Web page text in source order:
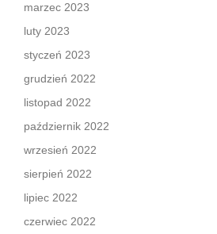
marzec 2023
luty 2023
styczeń 2023
grudzień 2022
listopad 2022
październik 2022
wrzesień 2022
sierpień 2022
lipiec 2022
czerwiec 2022